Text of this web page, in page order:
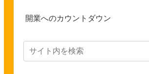
開業へのカウントダウン